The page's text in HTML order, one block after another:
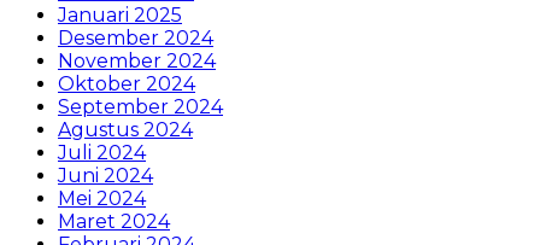
Januari 2025
Desember 2024
November 2024
Oktober 2024
September 2024
Agustus 2024
Juli 2024
Juni 2024
Mei 2024
Maret 2024